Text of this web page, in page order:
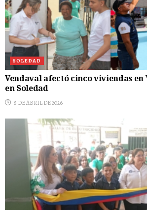
SOLEDAD
Vendaval afectó cinco viviendas en
en Soledad
8 DE ABRIL DE 2026